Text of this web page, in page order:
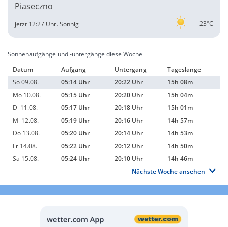
Piaseczno
23°C
jetzt 12:27 Uhr.Sonnig
Sonnenaufgänge und -untergänge diese Woche
Datum
Aufgang Untergang
Tageslänge
So 09.08.
05:14 Uhr 20:22 Uhr
15h 08m
Mo 10.08.
05:15 Uhr 20:20 Uhr
15h 04m
Di 11.08.
05:17 Uhr 20:18 Uhr
15h 01m
Mi 12.08.
05:19 Uhr 20:16 Uhr
14h 57m
Do 13.08.
05:20 Uhr 20:14 Uhr
14h 53m
Fr 14.08.
05:22 Uhr 20:12 Uhr
14h 50m
Sa 15.08.
05:24 Uhr 20:10 Uhr
14h 46m
Nächste Woche ansehen